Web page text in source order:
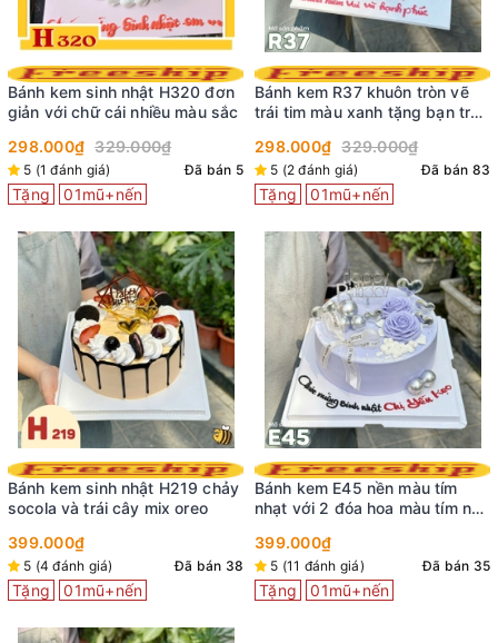
Bánh kem sinh nhật H320 đơn
giản với chữ cái nhiều màu sắc
298.000₫ 329.000₫
5 (1 đánh giá) Đã bán 5
Tặng 01mũ+nến
Bánh kem sinh nhật H219 chảy
socola và trái cây mix oreo
399.000₫
5 (4 đánh giá) Đã bán 38
Tặng 01mũ+nến
Bánh kem R37 khuôn tròn vẽ
trái tim màu xanh tặng bạn trai
298.000₫ 329.000₫
5 (2 đánh giá) Đã bán 83
Tặng 01mũ+nến
Bánh kem E45 nền màu tím
nhạt với 2 đóa hoa màu tím nở
399.000₫
5 (11 đánh giá) Đã bán 35
Tặng 01mũ+nến